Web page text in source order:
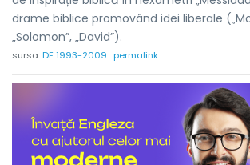
drame biblice promovând idei liberale
„Solomon”, „David”).
sursa:DE 1993-2009 permalink